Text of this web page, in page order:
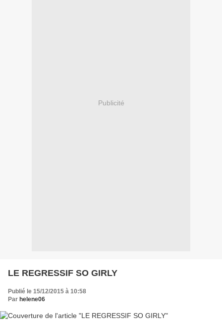
Publicité
LE REGRESSIF SO GIRLY
Publié le 15/12/2015 à 10:58
Par helene06